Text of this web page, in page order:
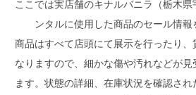
ここでは実店舗のキナルバニラ（栃木
ンタルに使用した商品のセール情報
商品はすべて店頭にて展示を行ったり、
なりますので、細かな傷や汚れなどが
ます。状態の詳細、在庫状況を確認さ